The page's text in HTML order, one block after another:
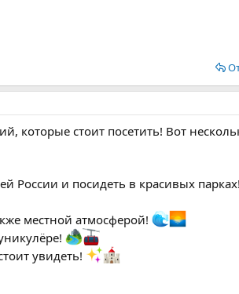
которые стоит посетить! Вот
России и посидеть в красивых парках!
местной атмосферой!
увидеть!